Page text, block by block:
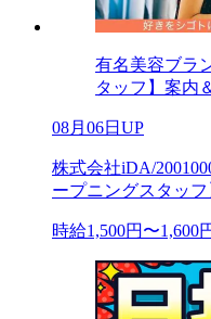
有名美容ブラ
タッフ】案内
08月06日UP
株式会社iDA/
ープニングスタッ
時給1,500円〜1,600